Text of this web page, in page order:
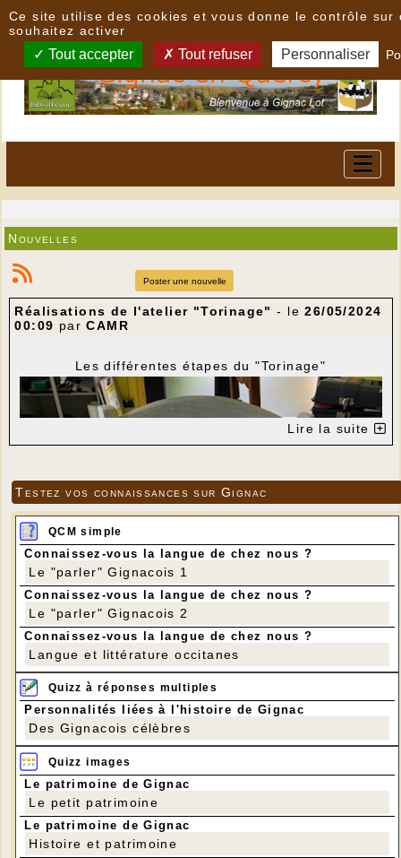
Nouvelles
Poster une nouvelle
Réalisations de l'atelier "Torinage" - le26/05/2024
00:09 parCAMR
Les différentes étapes du "Torinage"
Lire la suite
Testez vos connaissances sur Gignac
QCM simple
Connaissez-vous la langue de chez nous ?
Le "parler" Gignacois 1
Connaissez-vous la langue de chez nous ?
Le "parler" Gignacois 2
Connaissez-vous la langue de chez nous ?
Langue et littérature occitanes
Quizz à réponses multiples
Personnalités liées à l'histoire de Gignac
Des Gignacois célèbres
Quizz images
Le patrimoine de Gignac
Le petit patrimoine
Le patrimoine de Gignac
Histoire et patrimoine
Ce site utilise des cookies et vous donne le contrôle sur
souhaitez activer
Tout accepter Tout refuser Personnaliser